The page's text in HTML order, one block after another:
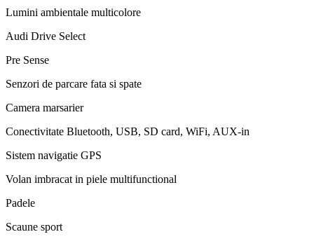
Lumini ambientale multicolore
Audi Drive Select
Pre Sense
Senzori de parcare fata si spate
Camera marsarier
Conectivitate Bluetooth, USB, SD card, WiFi, AUX-in
Sistem navigatie GPS
Volan imbracat in piele multifunctional
Padele
Scaune sport